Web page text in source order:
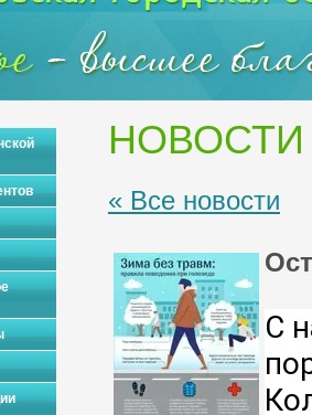
НОВОСТИ
« Все новости
С